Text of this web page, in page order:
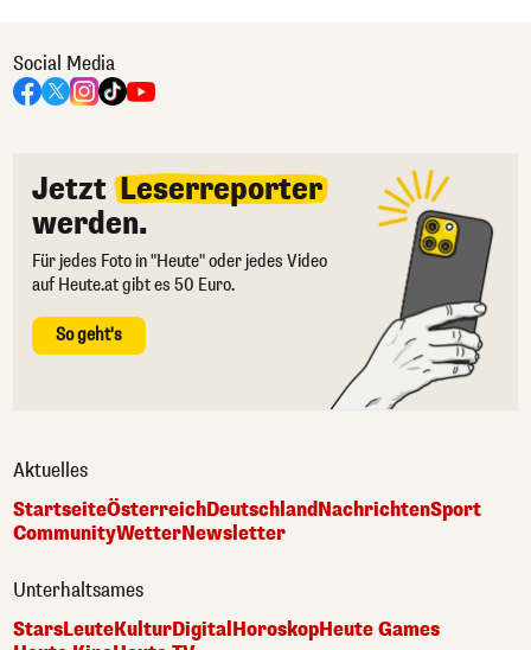
Social Media
Jetzt Leserreporter
werden.
Für jedes Foto in "Heute" oder jedes Video
auf Heute.at gibt es 50 Euro.
So geht's
Aktuelles
StartseiteÖsterreichDeutschlandNachrichtenSport
CommunityWetterNewsletter
Unterhaltsames
StarsLeuteKulturDigital HoroskopHeute Games